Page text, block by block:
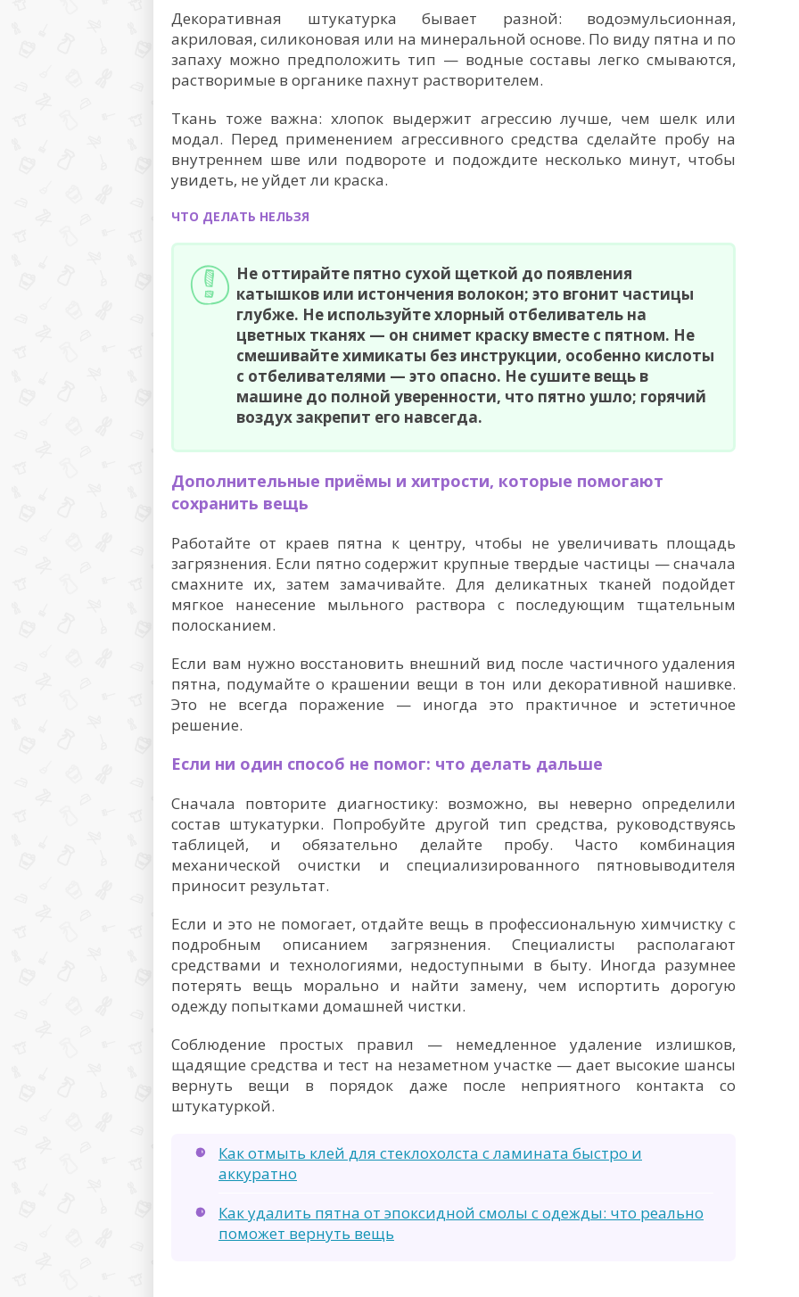
Декоративная штукатурка бывает разной: водоэмульсионная,
акриловая, силиконовая или на минеральной основе. По виду пятна и по
запаху можно предположить тип — водные составы легко смываются,
растворимые в органике пахнут растворителем.
Ткань тоже важна: хлопок выдержит агрессию лучше, чем шелк или
модал. Перед применением агрессивного средства сделайте пробу на
внутреннем шве или подвороте и подождите несколько минут, чтобы
увидеть, не уйдет ли краска.
ЧТО ДЕЛАТЬ НЕЛЬЗЯ
Не оттирайте пятно сухой щеткой до появления
катышков или истончения волокон; это вгонит частицы
глубже. Не используйте хлорный отбеливатель на
цветных тканях — он снимет краску вместе с пятном. Не
смешивайте химикаты без инструкции, особенно кислоты
с отбеливателями — это опасно. Не сушите вещь в
машине до полной уверенности, что пятно ушло; горячий
воздух закрепит его навсегда.
Дополнительные приёмы и хитрости, которые помогают
сохранить вещь
Работайте от краев пятна к центру, чтобы не увеличивать площадь
загрязнения. Если пятно содержит крупные твердые частицы — сначала
смахните их, затем замачивайте. Для деликатных тканей подойдет
мягкое нанесение мыльного раствора с последующим тщательным
полосканием.
Если вам нужно восстановить внешний вид после частичного удаления
пятна, подумайте о крашении вещи в тон или декоративной нашивке.
Это не всегда поражение — иногда это практичное и эстетичное
решение.
Если ни один способ не помог: что делать дальше
Сначала повторите диагностику: возможно, вы неверно определили
состав штукатурки. Попробуйте другой тип средства, руководствуясь
таблицей, и обязательно делайте пробу. Часто комбинация
механической очистки и специализированного пятновыводителя
приносит результат.
Если и это не помогает, отдайте вещь в профессиональную химчистку с
подробным описанием загрязнения. Специалисты располагают
средствами и технологиями, недоступными в быту. Иногда разумнее
потерять вещь морально и найти замену, чем испортить дорогую
одежду попытками домашней чистки.
Соблюдение простых правил — немедленное удаление излишков,
щадящие средства и тест на незаметном участке — дает высокие шансы
вернуть вещи в порядок даже после неприятного контакта со
штукатуркой.
Как отмыть клей для стеклохолста с ламината быстро и
аккуратно
Как удалить пятна от эпоксидной смолы с одежды: что реально
поможет вернуть вещь